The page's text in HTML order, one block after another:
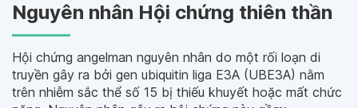
Nguyên nhân Hội chứng thiên thần
Hội chứng angelman nguyên nhân do một rối loạn di
truyền gây ra bởi gen ubiquitin liga E3A (UBE3A) nằm
trên nhiễm sắc thể số 15 bị thiếu khuyết hoặc mất chức